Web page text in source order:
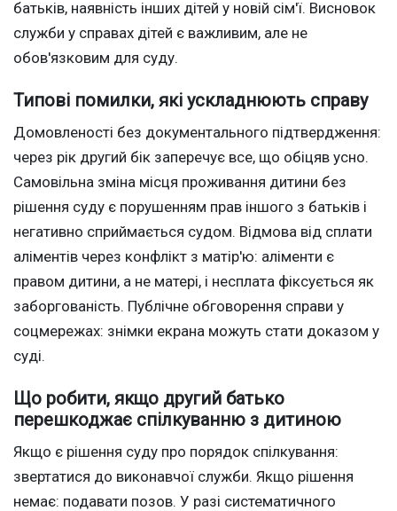
батьків, наявність інших дітей у новій сім'ї. Висновок
служби у справах дітей є важливим, але не
обов'язковим для суду.
Типові помилки, які ускладнюють справу
Домовленості без документального підтвердження:
через рік другий бік заперечує все, що обіцяв усно.
Самовільна зміна місця проживання дитини без
рішення суду є порушенням прав іншого з батьків і
негативно сприймається судом. Відмова від сплати
аліментів через конфлікт з матір'ю: аліменти є
правом дитини, а не матері, і несплата фіксується як
заборгованість. Публічне обговорення справи у
соцмережах: знімки екрана можуть стати доказом у
суді.
Що робити, якщо другий батько
перешкоджає спілкуванню з дитиною
Якщо є рішення суду про порядок спілкування:
звертатися до виконавчої служби. Якщо рішення
немає: подавати позов. У разі систематичного